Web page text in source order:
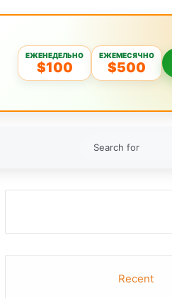
ЕЖЕНЕДЕЛЬНО
$100
ЕЖЕМЕСЯЧНО
$500
Recent